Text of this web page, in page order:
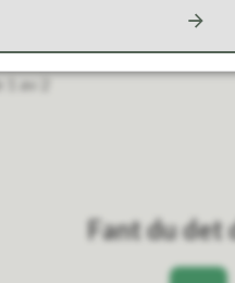
ble det dårlig kvalitet på
ka...
Fant du det